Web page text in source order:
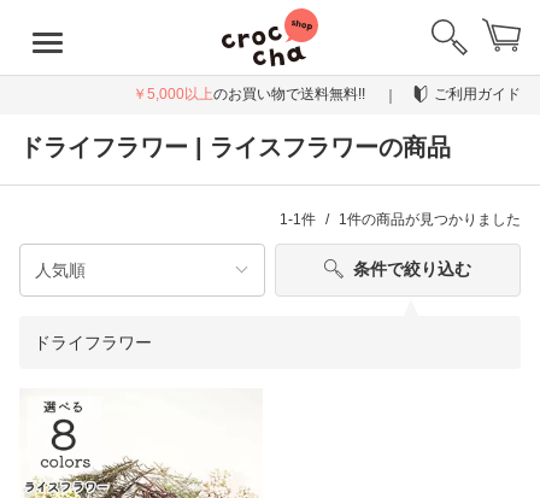
￥5,000以上のお買い物で送料無料!! ご利用ガイド
ドライフラワー | ライスフラワーの商品
1-1件 1件の商品が見つかりました
条件で絞り込む
ドライフラワー